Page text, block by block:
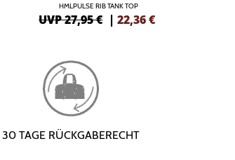
HMLPULSE RIB TANK TOP
UVP 27,95 € |22,36€
30 TAGE RÜCKGABERECHT